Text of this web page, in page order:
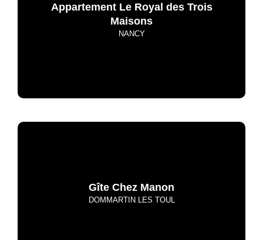
Appartement Le Royal des Trois
Maisons
NANCY
Gîte Chez Manon
DOMMARTIN LES TOUL